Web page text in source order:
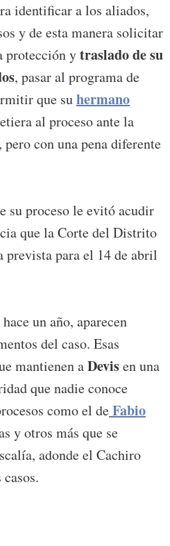
identificar a los aliados,
y de esta manera solicitar
protección ytraslado de su
, pasar al programa de
que suhermano
al proceso ante la
con una pena diferente
su proceso le evitó acudir
que la Corte del Distrito
prevista para el 14 de abril
un año, aparecen
del caso. Esas
mantienen aDevisen una
que nadie conoce
como el deFabio
y otros más que se
adonde el Cachiro